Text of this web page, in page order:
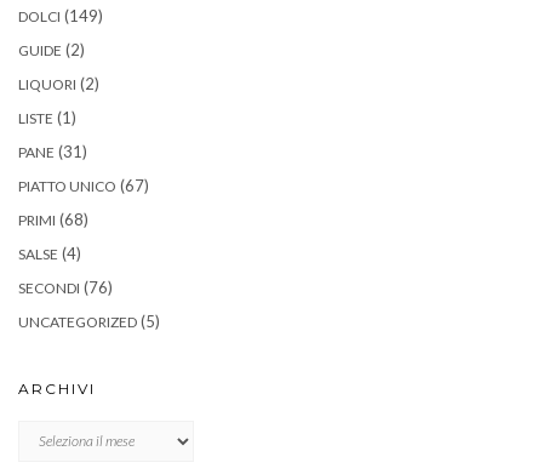
DOLCI (149)
GUIDE (2)
LIQUORI (2)
LISTE (1)
PANE (31)
PIATTO UNICO (67)
PRIMI (68)
SALSE (4)
SECONDI (76)
UNCATEGORIZED (5)
ARCHIVI